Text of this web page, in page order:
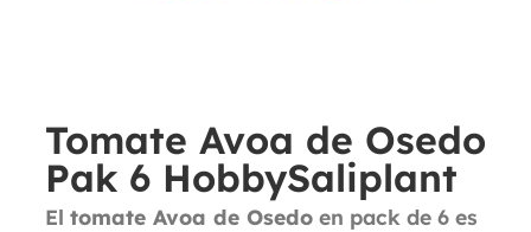
Tomate Avoa de Osedo
Pak 6 HobbySaliplant
El tomate Avoa de Osedo en pack de 6 es